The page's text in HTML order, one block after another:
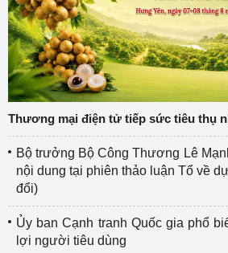
Thương mại điện tử tiếp sức tiêu thụ
Bộ trưởng Bộ Công Thương Lê
nội dung tại phiên thảo luận Tổ về
đổi)
Ủy ban Cạnh tranh Quốc gia phổ
lợi người tiêu dùng